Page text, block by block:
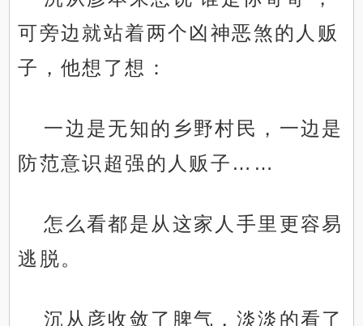
可旁边就站着两个凶神恶煞的人贩
子，他想了想：
一边是无知的乡野村民，一边是
防范意识超强的人贩子……
怎么看都是从这家人手里更容易
逃脱。
沉从彦收敛了脾气，淡淡的看了